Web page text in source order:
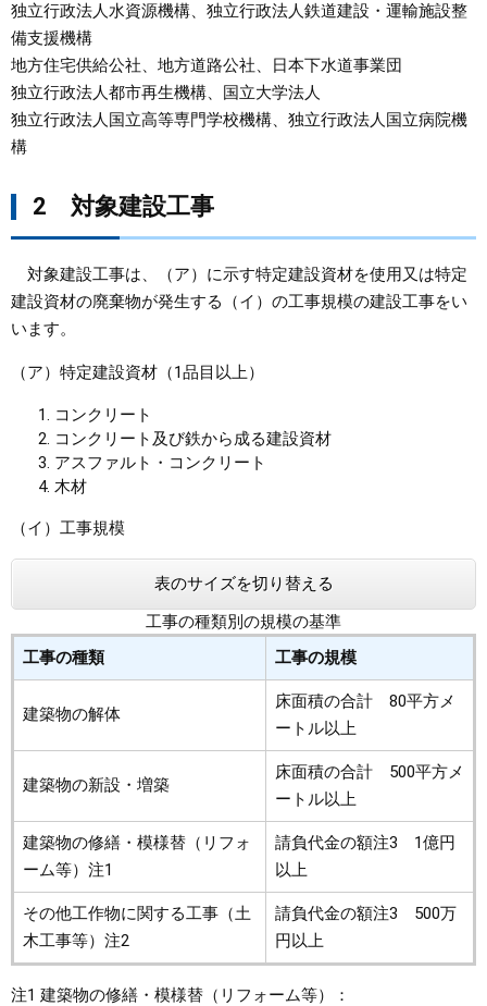
独立行政法人水資源機構、独立行政法人鉄道建設・運輸施設整
備支援機構
地方住宅供給公社、地方道路公社、日本下水道事業団
独立行政法人都市再生機構、国立大学法人
独立行政法人国立高等専門学校機構、独立行政法人国立病院機
構
2 対象建設工事
対象建設工事は、（ア）に示す特定建設資材を使用又は特定
建設資材の廃棄物が発生する（イ）の工事規模の建設工事をい
います。
（ア）特定建設資材（1品目以上）
コンクリート
コンクリート及び鉄から成る建設資材
アスファルト・コンクリート
木材
（イ）工事規模
表のサイズを切り替える
工事の種類別の規模の基準
工事の種類
工事の規模
建築物の解体
床面積の合計 80平方メ
ートル以上
建築物の新設・増築
床面積の合計 500平方メ
ートル以上
建築物の修繕・模様替（リフォ
ーム等）注1
請負代金の額注3 1億円
以上
その他工作物に関する工事（土
木工事等）注2
請負代金の額注3 500万
円以上
注1 建築物の修繕・模様替（リフォーム等）：